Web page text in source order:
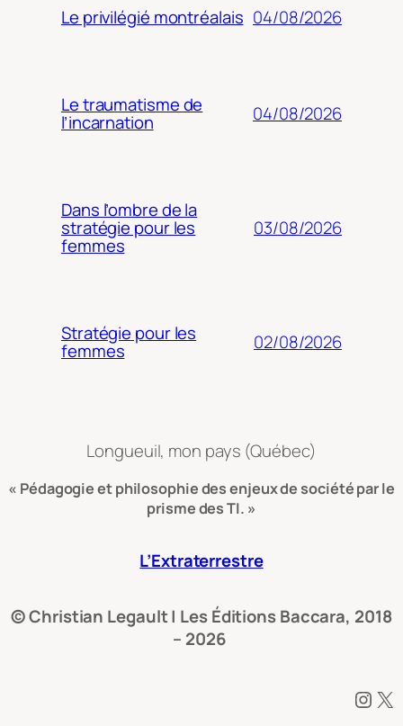
Le privilégié montréalais 04/08/2026
Le traumatisme de
l’incarnation 04/08/2026
Dans l’ombre de la
stratégie pour les
femmes
03/08/2026
Stratégie pour les
femmes 02/08/2026
Longueuil, mon pays (Québec)
« Pédagogie et philosophie des enjeux de société par le
prisme des TI. »
L’Extraterrestre
© Christian Legault | Les Éditions Baccara, 2018
– 2026
Instagram X